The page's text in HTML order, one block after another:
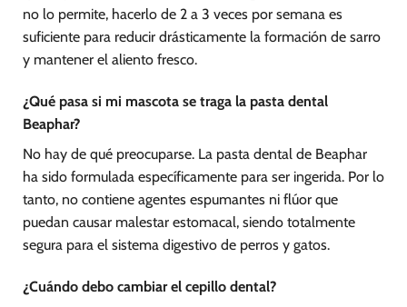
no lo permite, hacerlo de 2 a 3 veces por semana es
suficiente para reducir drásticamente la formación de sarro
y mantener el aliento fresco.
¿Qué pasa si mi mascota se traga la pasta dental
Beaphar?
No hay de qué preocuparse. La pasta dental de Beaphar
ha sido formulada específicamente para ser ingerida. Por lo
tanto, no contiene agentes espumantes ni flúor que
puedan causar malestar estomacal, siendo totalmente
segura para el sistema digestivo de perros y gatos.
¿Cuándo debo cambiar el cepillo dental?